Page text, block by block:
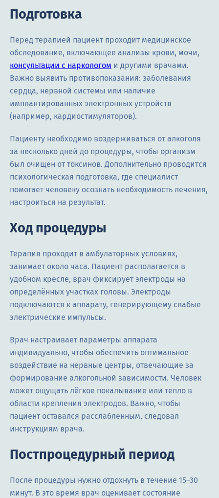
Подготовка
Перед терапией пациент проходит медицинское
обследование, включающее анализы крови, мочи,
консультации с наркологом и другими врачами.
Важно выявить противопоказания: заболевания
сердца, нервной системы или наличие
имплантированных электронных устройств
(например, кардиостимуляторов).
Пациенту необходимо воздерживаться от алкоголя
за несколько дней до процедуры, чтобы организм
был очищен от токсинов. Дополнительно проводится
психологическая подготовка, где специалист
помогает человеку осознать необходимость лечения,
настроиться на результат.
Ход процедуры
Терапия проходит в амбулаторных условиях,
занимает около часа. Пациент располагается в
удобном кресле, врач фиксирует электроды на
определённых участках головы. Электроды
подключаются к аппарату, генерирующему слабые
электрические импульсы.
Врач настраивает параметры аппарата
индивидуально, чтобы обеспечить оптимальное
воздействие на нервные центры, отвечающие за
формирование алкогольной зависимости. Человек
может ощущать лёгкое покалывание или тепло в
области крепления электродов. Важно, чтобы
пациент оставался расслабленным, следовал
инструкциям врача.
Постпроцедурный период
После процедуры нужно отдохнуть в течение 15–30
минут. В это время врач оценивает состояние